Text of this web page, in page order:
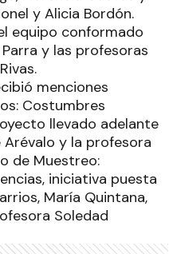
y Alicia Bordón.
equipo conformado
y las profesoras
menciones
Costumbres
llevado adelante
y la profesora
de Muestreo:
iniciativa puesta
María Quintana,
Soledad